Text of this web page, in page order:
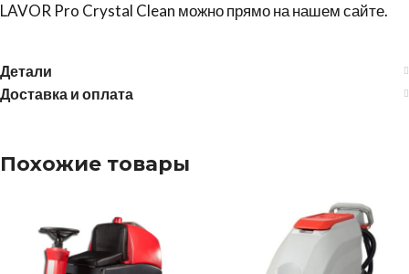
LAVOR Pro Crystal Clean можно прямо на нашем сайте.
Детали
Доставка и оплата
Похожие товары